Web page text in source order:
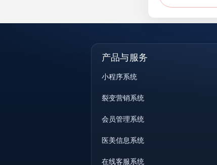
产品与服务
小程序系统
裂变营销系统
会员管理系统
医美信息系统
在线客服系统